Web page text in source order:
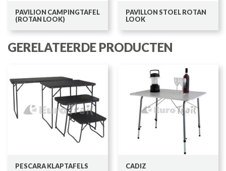
PAVILION CAMPINGTAFEL
(ROTAN LOOK)
PAVILLON STOEL ROTAN
LOOK
GERELATEERDE PRODUCTEN
PESCARA KLAPTAFELS CADIZ